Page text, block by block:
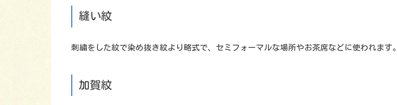
縫い紋
刺繍をした紋で染め抜き紋より略式で、セミフォーマルな場所やお茶席などに使われます。
加賀紋